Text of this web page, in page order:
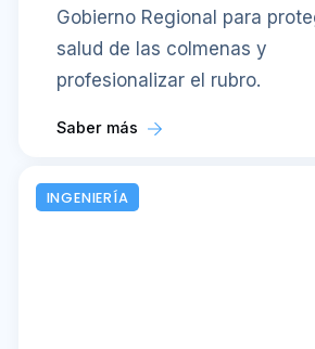
Gobierno Regional para
salud de las colmenas y
profesionalizar el rubro.
Saber más
INGENIERÍA